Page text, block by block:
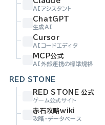
AIアシスタント
ChatGPT
生成AI
Cursor
AIコードエディタ
MCP公式
AI外部連携の標準規格
RED STONE
RED STONE 公式
ゲーム公式サイト
赤石攻略wiki
攻略・データベース